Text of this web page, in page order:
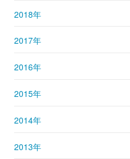
2018年
2017年
2016年
2015年
2014年
2013年